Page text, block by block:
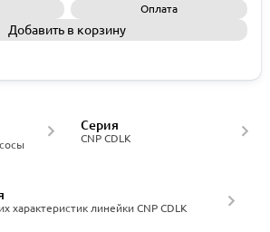
Оплата
Добавить в корзину
CNP CDLK
Серия
характеристик линейки CNP CDLK